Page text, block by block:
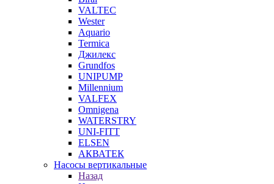
VALTEC
Wester
Aquario
Termica
Джилекс
Grundfos
UNIPUMP
Millennium
VALFEX
Omnigena
WATERSTRY
UNI-FITT
ELSEN
АКВАТЕК
Насосы вертикальные
Назад